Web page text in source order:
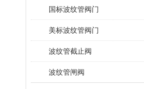
国标波纹管阀门
美标波纹管阀门
波纹管截止阀
波纹管闸阀